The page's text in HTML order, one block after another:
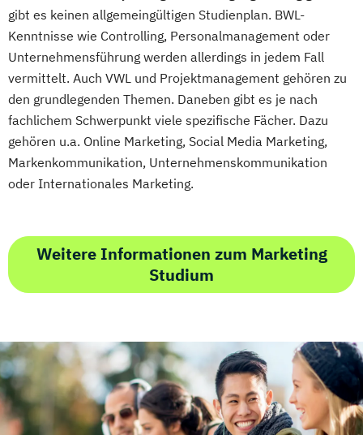
gibt es keinen allgemeingültigen Studienplan. BWL-
Kenntnisse wie Controlling, Personalmanagement oder
Unternehmensführung werden allerdings in jedem Fall
vermittelt. Auch VWL und Projektmanagement gehören zu
den grundlegenden Themen. Daneben gibt es je nach
fachlichem Schwerpunkt viele spezifische Fächer. Dazu
gehören u.a. Online Marketing, Social Media Marketing,
Markenkommunikation, Unternehmenskommunikation
oder Internationales Marketing.
Weitere Informationen zum Marketing
Studium